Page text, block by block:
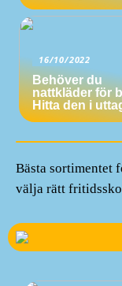
16/10/2022
Behöver du
nattkläder för
Hitta den i
Bästa sortimentet
välja rätt